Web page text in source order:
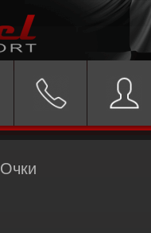
Очки